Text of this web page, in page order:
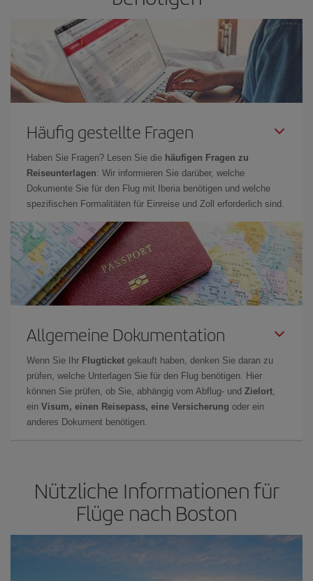
Häufig gestellte Fragen
Haben Sie Fragen? Lesen Sie die häufigen Fragen zu
Reiseunterlagen: Wir informieren Sie darüber, welche
Dokumente Sie für den Flug mit Iberia benötigen und welche
spezifischen Formalitäten für Einreise und Zoll erforderlich sind.
Allgemeine Dokumentation
Wenn Sie Ihr Flugticket gekauft haben, denken Sie daran zu
prüfen, welche Unterlagen Sie für den Flug benötigen. Hier
können Sie prüfen, ob Sie, abhängig vom Abflug- und Zielort
ein Visum, einen Reisepass, eine Versicherung oder ein
anderes Dokument benötigen.
Nützliche Informationen für
Flüge nach Boston